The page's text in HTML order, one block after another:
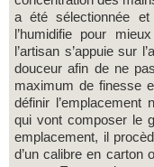
a été sélectionnée
l’humidifie pour
l’artisan s’appuie sur
douceur afin de ne
maximum de finesse
définir l’emplacement
qui vont composer le
emplacement, il
d’un calibre en carton